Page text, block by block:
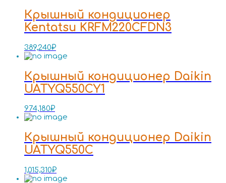
Крышный кондиционер
Kentatsu KRFM220CFDN3
389,240₽
Крышный кондиционер Daikin
UATYQ550CY1
974,180₽
Крышный кондиционер Daikin
UATYQ550C
1,015,310₽